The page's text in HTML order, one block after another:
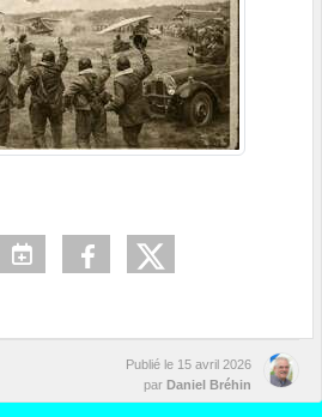
Publié le 15 avril 2026
par Daniel Bréhin